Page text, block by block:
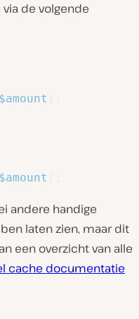
de volgende
$amount
$amount
andere handige
laten zien, maar dit
een overzicht van alle
cache documentatie